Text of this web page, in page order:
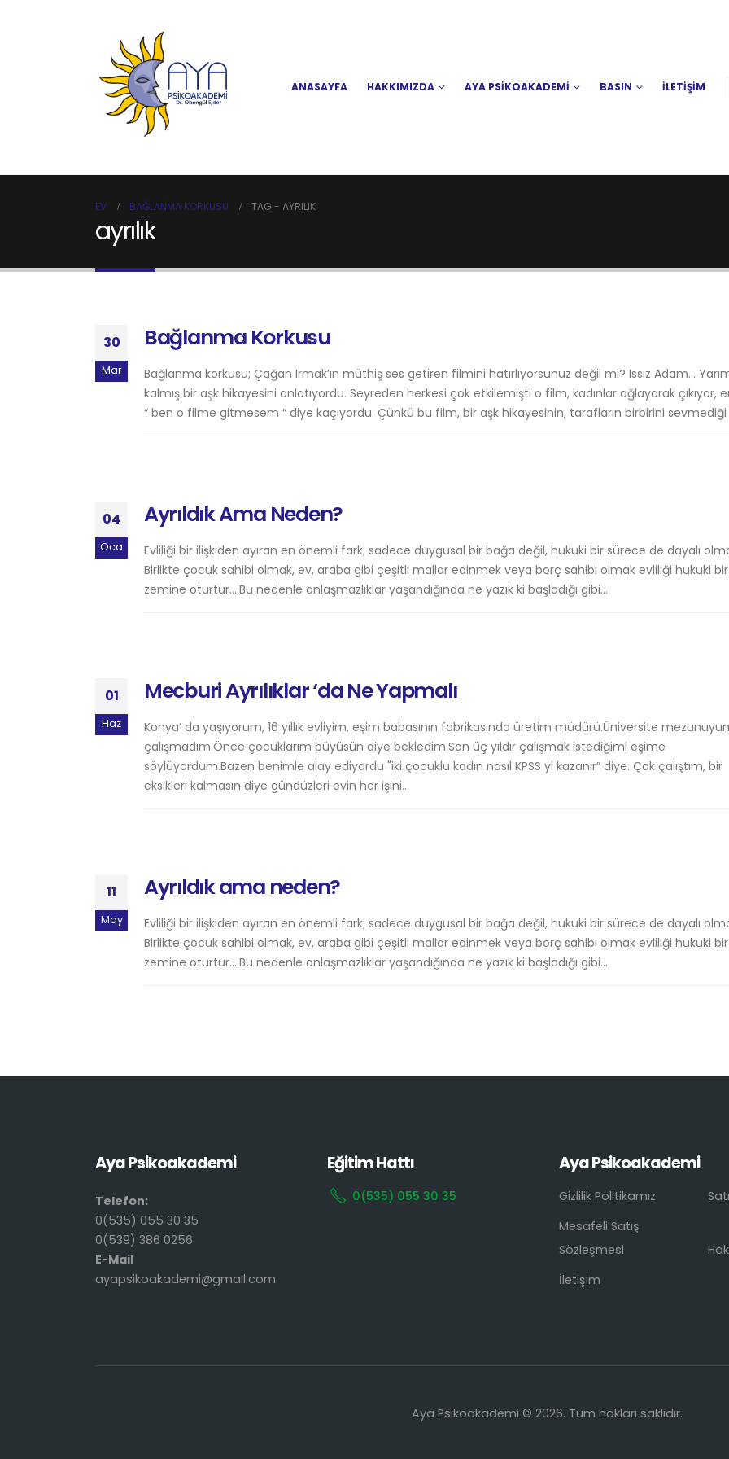
ANASAYFA HAKKIMIZDA AYA PSİKOAKADEMİ BASIN İLETİŞİM
EV BAĞLANMA KORKUSU TAG - AYRILIK
ayrılık
30
Mar
Bağlanma Korkusu
Bağlanma korkusu; Çağan Irmak’ın müthiş ses getiren filmini hatırlıyorsunuz değil mi? Issız Adam…
kalmış bir aşk hikayesini anlatıyordu. Seyreden herkesi çok etkilemişti o film, kadınlar ağlayarak çıkıyor,
“ ben o filme gitmesem “ diye kaçıyordu. Çünkü bu film, bir aşk hikayesinin, tarafların birbirini sevmediği
04
Oca
Ayrıldık Ama Neden?
Evliliği bir ilişkiden ayıran en önemli fark; sadece duygusal bir bağa değil, hukuki bir sürece de dayalı
Birlikte çocuk sahibi olmak, ev, araba gibi çeşitli mallar edinmek veya borç sahibi olmak evliliği hukuki bir
zemine oturtur.…Bu nedenle anlaşmazlıklar yaşandığında ne yazık ki başladığı gibi...
01
Haz
Mecburi Ayrılıklar ‘da Ne Yapmalı
Konya’ da yaşıyorum, 16 yıllık evliyim, eşim babasının fabrikasında üretim müdürü.Üniversite
çalışmadım.Önce çocuklarım büyüsün diye bekledim.Son üç yıldır çalışmak istediğimi eşime
söylüyordum.Bazen benimle alay ediyordu "iki çocuklu kadın nasıl KPSS yi kazanır” diye. Çok çalıştım, bir
eksikleri kalmasın diye gündüzleri evin her işini...
11
May
Ayrıldık ama neden?
Evliliği bir ilişkiden ayıran en önemli fark; sadece duygusal bir bağa değil, hukuki bir sürece de dayalı
Birlikte çocuk sahibi olmak, ev, araba gibi çeşitli mallar edinmek veya borç sahibi olmak evliliği hukuki bir
zemine oturtur.…Bu nedenle anlaşmazlıklar yaşandığında ne yazık ki başladığı gibi...
Aya Psikoakademi
Telefon:
0(535) 055 30 35
0(539) 386 0256
E-Mail
ayapsikoakademi@gmail.com
Eğitim Hattı
0(535) 055 30 35
Aya Psikoakademi
Gizlilik Politikamız
Mesafeli Satış
Sözleşmesi
İletişim
Aya Psikoakademi © 2026. Tüm hakları saklıdır.